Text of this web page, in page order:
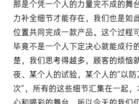
那是个凭一个人的力量完不成的舞
力补全细节才能存在，我们也是如
位置共同完成一款产品。这个过程
毕竟不是一个人下定决心就能成行
楚，我们思考得越多，顾客的烦恼
夜、某个人的试验，某个人的“以
次”，所有的这些细节汇集在一起，